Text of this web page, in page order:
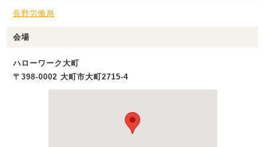
長野労働局
会場
ハローワーク大町
〒398-0002 大町市大町2715-4